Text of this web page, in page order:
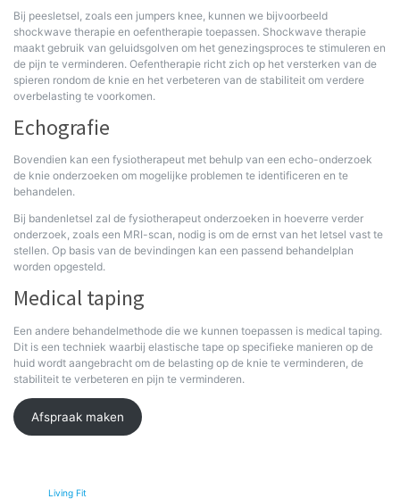
Bij peesletsel, zoals een jumpers knee, kunnen we bijvoorbeeld
shockwave therapie en oefentherapie toepassen. Shockwave therapie
maakt gebruik van geluidsgolven om het genezingsproces te stimuleren en
de pijn te verminderen. Oefentherapie richt zich op het versterken van de
spieren rondom de knie en het verbeteren van de stabiliteit om verdere
overbelasting te voorkomen.
Echografie
Bovendien kan een fysiotherapeut met behulp van een echo-onderzoek
de knie onderzoeken om mogelijke problemen te identificeren en te
behandelen.
Bij bandenletsel zal de fysiotherapeut onderzoeken in hoeverre verder
onderzoek, zoals een MRI-scan, nodig is om de ernst van het letsel vast te
stellen. Op basis van de bevindingen kan een passend behandelplan
worden opgesteld.
Medical taping
Een andere behandelmethode die we kunnen toepassen is medical taping.
Dit is een techniek waarbij elastische tape op specifieke manieren op de
huid wordt aangebracht om de belasting op de knie te verminderen, de
stabiliteit te verbeteren en pijn te verminderen.
Afspraak maken
Living Fit